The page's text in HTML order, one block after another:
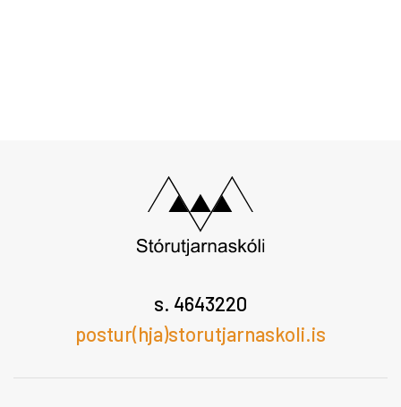
s. 4643220
postur(hja)storutjarnaskoli.is